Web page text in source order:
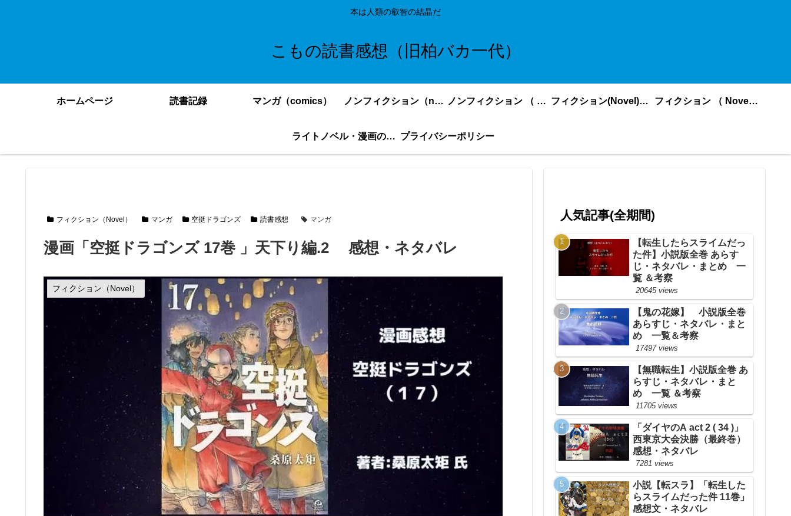
本は人類の叡智の結晶だ
こもの読書感想（旧柏バカ一代）
ホームページ 読書記録 マンガ（comics） ノンフィクション（nonfiction）更新順 ノンフィクション （ nonfiction ） あいうえお順 フィクション(Novel)更新順 フィクション （ Novel ） あいうえお順
ライトノベル・漫画の感想・ネタバレまとめ｜こもの読書感想 プライバシーポリシー
フィクション（Novel） マンガ 空挺ドラゴンズ 読書感想 マンガ
漫画「空挺ドラゴンズ 17巻 」天下り編.2 感想・ネタバレ
フィクション（Novel）
人気記事(全期間)
【転生したらスライムだっ
た件】小説版全巻 あらす
じ・ネタバレ・まとめ 一
覧 ＆考察
20645 views
【鬼の花嫁】 小説版全巻
あらすじ・ネタバレ・まと
め 一覧＆考察
17497 views
【無職転生】小説版全巻 あ
らすじ・ネタバレ・まと
め 一覧 ＆考察
11705 views
「ダイヤのA act 2 ( 34 )」
西東京大会決勝（最終巻）
感想・ネタバレ
7281 views
小説【転スラ】「転生した
らスライムだった件 11巻」
感想文・ネタバレ